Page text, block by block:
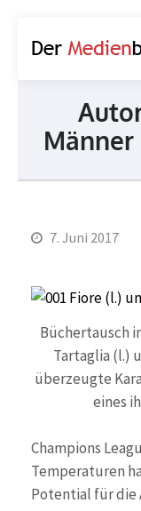
7. Juni 2017
Büchertausch
Tartaglia (l.)
überzeugte
eines
Champions
Temperaturen
Potential für die